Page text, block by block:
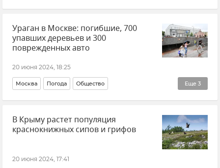
Курс валют Экономика Экономика Крыма
Новости Мнения Елена Вершицкая
Совет эксперта Андрей Кобяков
Ураган в Москве: погибшие, 700
упавших деревьев и 300
поврежденных авто
20 июня 2024, 18:25
Еще 3
Москва Погода Общество
Гидрометцентр России Россия Новости
В Крыму растет популяция
краснокнижных сипов и грифов
20 июня 2024, 17:41